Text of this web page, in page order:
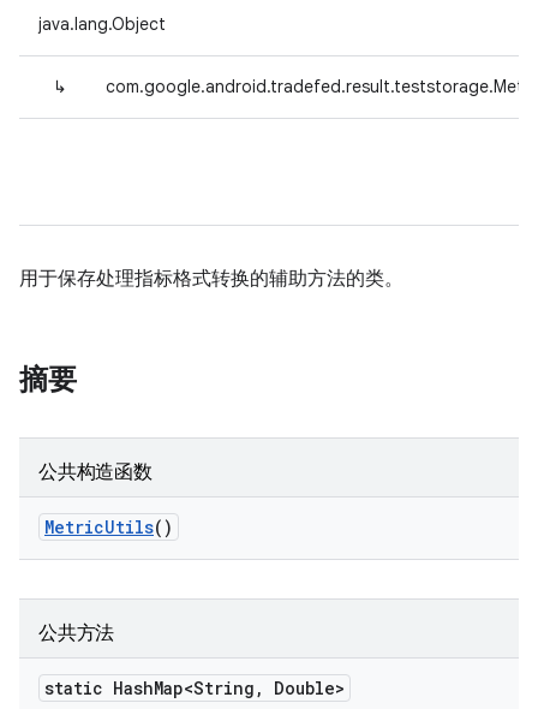
java.lang.Object
↳
用于保存处理指标格式转换的辅助方法的类。
摘要
公共构造函数
MetricUtils()
公共方法
static HashMap<String , Double>